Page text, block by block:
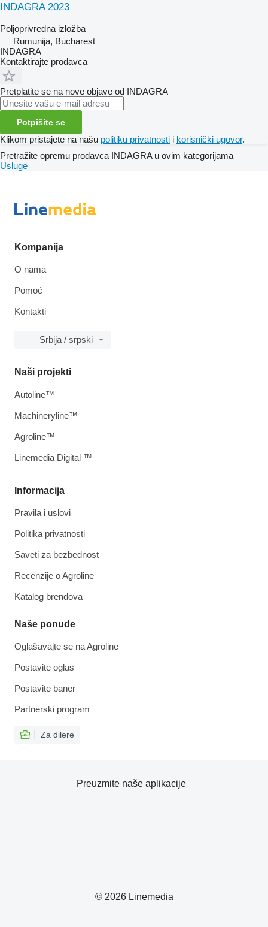
INDAGRA 2023
Poljoprivredna izložba
Rumunija, Bucharest
INDAGRA
Kontaktirajte prodavca
Pretplatite se na nove objave od INDAGRA
Potpišite se
Klikom pristajete na našu politiku privatnosti i korisnički ugovor.
Pretražite opremu prodavca INDAGRA u ovim kategorijama
Usluge
Kompanija
O nama
Pomoć
Kontakti
Srbija / srpski
Informacija
Pravila i uslovi
Politika privatnosti
Saveti za bezbednost
Recenzije o Agroline
Katalog brendova
Naše ponude
Oglašavajte se na Agroline
Postavite oglas
Postavite baner
Partnerski program
Za dilere
Naši projekti
Autoline™
Machineryline™
Agroline™
Linemedia Digital ™
© 2026 Linemedia
Preuzmite naše aplikacije